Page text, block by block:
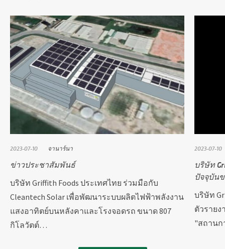
2023-07-10 จานาร์นา
ข่าวประชาสัมพันธ์
บริษัท Griffith Foods ประเทศไทย ร่วมมือกับ
Cleantech Solar เพื่อพัฒนาระบบผลิตไฟฟ้าพลังงาน
แสงอาทิตย์บนหลังคาและโรงจอดรถ ขนาด 807
กิโลวัตต์…
2023-07-10
บริษัท
ปัจจุบัน
บริษัท
ตัวรายง
"สถาน